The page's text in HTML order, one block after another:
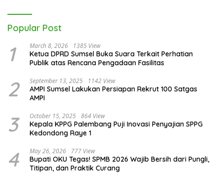
Popular Post
1 March 8, 2026 1385 View
Ketua DPRD Sumsel Buka Suara Terkait Perhatian
Publik atas Rencana Pengadaan Fasilitas
2 September 13, 2025 1142 View
AMPI Sumsel Lakukan Persiapan Rekrut 100 Satgas
AMPI
3 October 15, 2025 864 View
Kepala KPPG Palembang Puji Inovasi Penyajian SPPG
Kedondong Raye 1
4 May 26, 2026 777 View
Bupati OKU Tegas! SPMB 2026 Wajib Bersih dari Pungli,
Titipan, dan Praktik Curang